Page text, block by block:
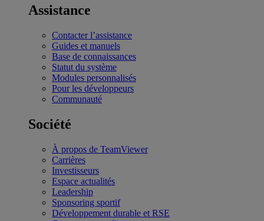
Assistance
Contacter l’assistance
Guides et manuels
Base de connaissances
Statut du système
Modules personnalisés
Pour les développeurs
Communauté
Société
À propos de TeamViewer
Carrières
Investisseurs
Espace actualités
Leadership
Sponsoring sportif
Développement durable et RSE